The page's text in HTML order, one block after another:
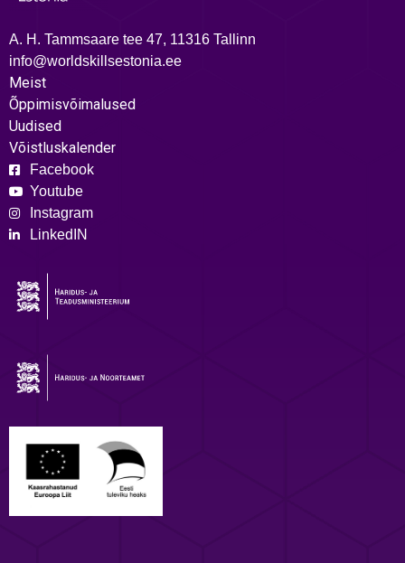
A. H. Tammsaare tee 47, 11316 Tallinn
info@worldskillsestonia.ee
Meist
Õppimisvõimalused
Uudised
Võistluskalender
Facebook
Youtube
Instagram
LinkedIN